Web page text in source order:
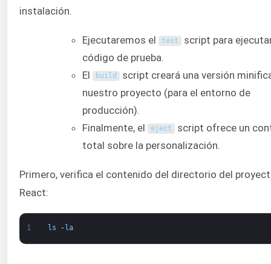
instalación.
Ejecutaremos el test script para
código de prueba.
El
build script creará una versión
nuestro proyecto (para el entorno de
producción).
Finalmente, el
eject script ofrece un
total sobre la personalización.
Primero, verifica el contenido del directorio del
React:
1 ls -la